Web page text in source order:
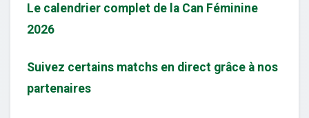
Le calendrier complet de la Can Féminine
2026
Suivez certains matchs en direct grâce à nos
partenaires